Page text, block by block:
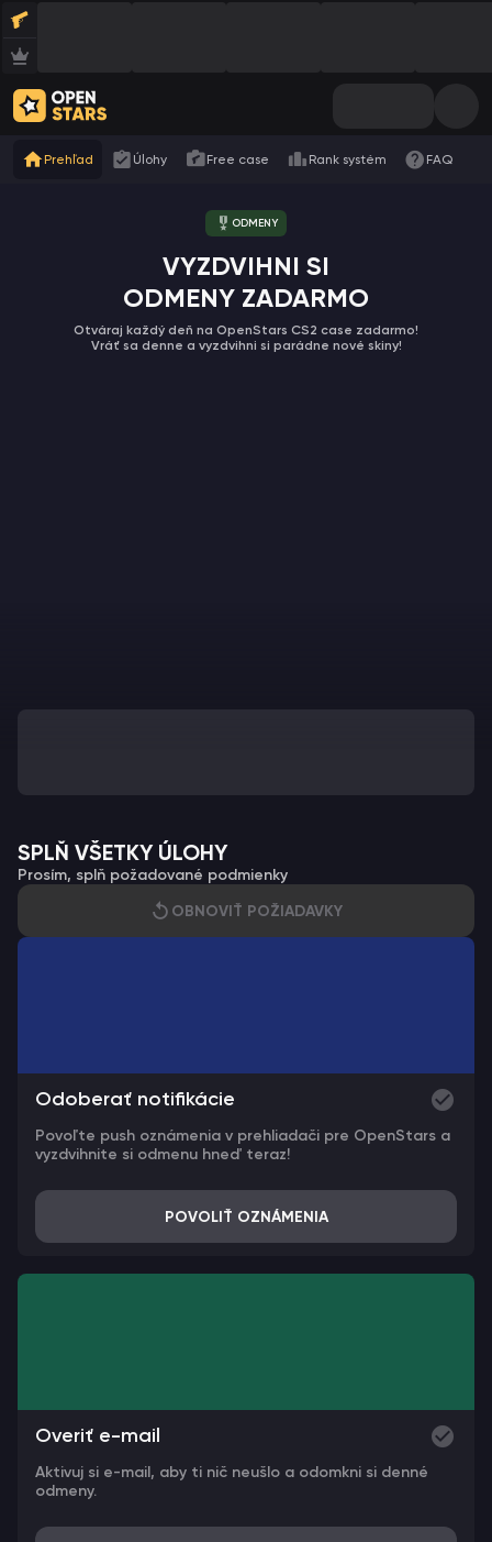
Prehľad Úlohy Free case Rank systém FAQ
ODMENY
VYZDVIHNI SI
ODMENY ZADARMO
Otváraj každý deň na OpenStars CS2 case zadarmo!
Vráť sa denne a vyzdvihni si parádne nové skiny!
SPLŇ VŠETKY ÚLOHY
Prosím, splň požadované podmienky
OBNOVIŤ POŽIADAVKY
Odoberať notifikácie
Povoľte push oznámenia v prehliadači pre OpenStars a
vyzdvihnite si odmenu hneď teraz!
POVOLIŤ OZNÁMENIA
Overiť e-mail
Aktivuj si e-mail, aby ti nič neušlo a odomkni si denné
odmeny.